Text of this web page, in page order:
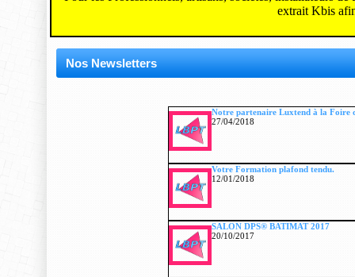
extrait Kbis
Nos Newsletters
Notre partenaire Luxtend à la Foire
27/04/2018
Votre Formation plafond tendu.
12/01/2018
SALON DPS® BATIMAT 2017
20/10/2017